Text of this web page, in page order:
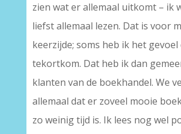
zien wat er allemaal uitkomt – ik
liefst allemaal lezen. Dat is voor
keerzijde; soms heb ik het
tekortkom. Dat heb ik dan
klanten van de boekhandel. We
allemaal dat er zoveel mooie
zo weinig tijd is. Ik lees nog wel